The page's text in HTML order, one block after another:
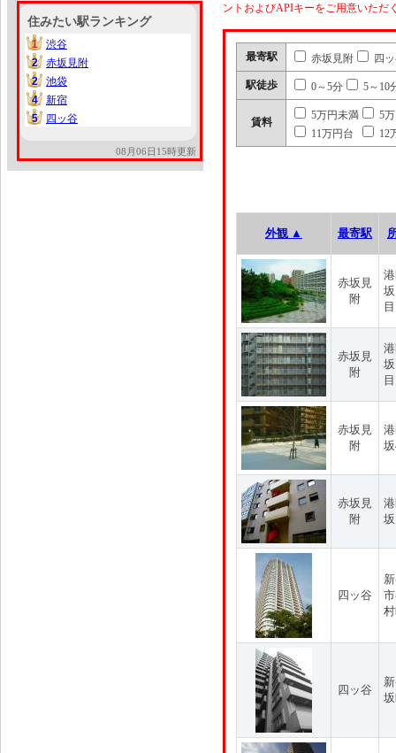
住みたい駅ランキング
1
1
渋谷
2
2
赤坂見附
2
2
池袋
4
4
新宿
5
5 四ッ谷
08月06日15時更新
ントおよびAPIキーをご用意いただ
最寄駅 赤坂見附 四
駅徒歩 0～5分 5～10
賃料
5万円未満
5
11万円台
12
外観 ▲ 最寄駅
赤坂見
附
目
赤坂見
附
目
赤坂見
附
赤坂見
附
四ッ谷
四ッ谷